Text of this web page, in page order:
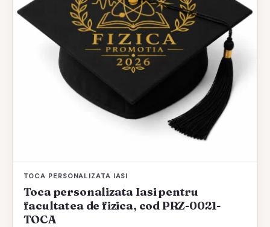
TOCA PERSONALIZATA IASI
Toca personalizata Iasi pentru
facultatea de fizica, cod PRZ-0021-
TOCA